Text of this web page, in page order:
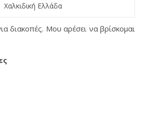
Χαλκιδική Ελλάδα
διακοπές. Μου αρέσει να βρίσκομαι